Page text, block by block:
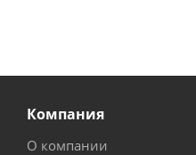
Компания
О компании